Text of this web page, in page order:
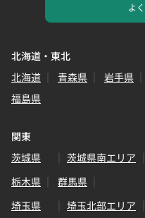
よ
北海道・東北
北海道
青森県 岩手県
福島県
関東
茨城県
茨城県南エリア
栃木県
群馬県
埼玉県
埼玉北部エリア